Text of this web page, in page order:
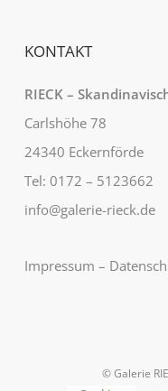
KONTAKT
RIECK –
Carlshöhe 78
24340 Eckernförde
Tel: 0172 – 5123662
info@galerie-rieck.de
Impressum –
© Galerie